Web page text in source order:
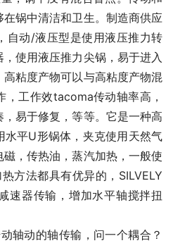
锅中清洁和卫生。制造商供应
自动/液压型是使用液压推力转
使用液压推力尖锅，易于进入
粘度产物可以与高粘度产物混
，工作效tacoma传动轴率高，
易于修复，等等。它是一种高
水平U形锅体，夹克使用天然气
磁，传热油，蒸汽加热，一般使
方法都具有优异的，SILVELY
速器传输，增加水平轴搅拌扭
轴动的轴传输，问一个耦合？